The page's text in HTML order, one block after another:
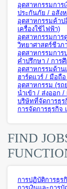
อุตสาหกรรมการ
ประกันภัย / อสัง
อุตสาหกรรมค้า
เครื่องใช้ไฟฟ้า)
อุตสาหกรรมกา
วิทยาศาสตร์ชีวภ
อุตสาหกรรมกา
คำปรึกษา / การ
อุตสาหกรรมด้า
ฮาร์ดแวร์ / มือถื
อุตสาหกรรม (ร
นำเข้า / ส่งออก /
บริษัทที่จัดการธุ
การจัดการธุรกิจ
FIND
การปฏิบัติการธุร